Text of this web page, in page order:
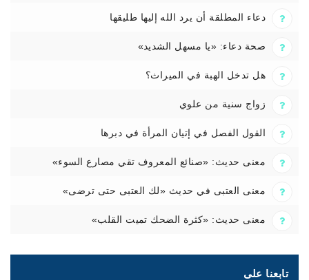
دعاء المطلقة أن يرد الله إليها طليقها
صحة دعاء: «يا مسهل الشديد»
هل تدخل الهبة في الميراث؟
زواج سنية من علوي
القول الفصل في إتيان المرأة في دبرها
معنى حديث: «صنائع المعروف تقي مصارع السوء»
معنى العتبى في حديث «لك العتبى حتى ترضى»
معنى حديث: «كثرة الضحك تميت القلب»
تابعنا على